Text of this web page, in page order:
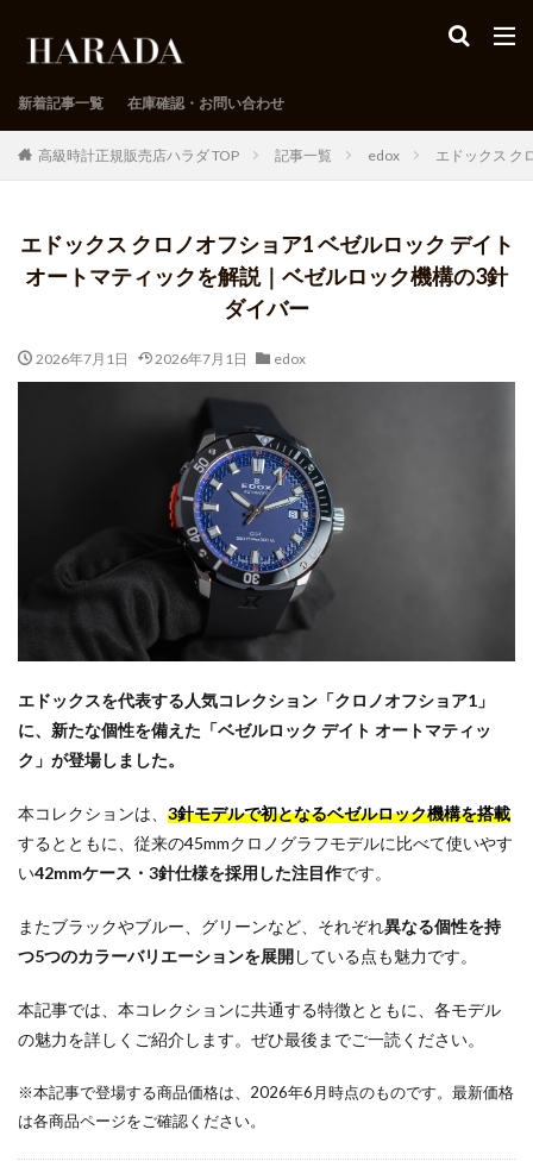
新着記事一覧 在庫確認・お問い合わせ
高級時計正規販売店ハラダ TOP 記事一覧 edox エドックス ク
エドックス クロノオフショア1 ベゼルロック デイト
オートマティックを解説｜ベゼルロック機構の3針
ダイバー
2026年7月1日 2026年7月1日 edox
エドックスを代表する人気コレクション「クロノオフショア1」
に、新たな個性を備えた「ベゼルロック デイト オートマティッ
ク」が登場しました。
本コレクションは、 3針モデルで初となるベゼルロック機構を搭載
するとともに、従来の45mmクロノグラフモデルに比べて使いやす
い42mmケース・3針仕様を採用した注目作です。
またブラックやブルー、グリーンなど、それぞれ異なる個性を持
つ5つのカラーバリエーションを展開している点も魅力です。
本記事では、本コレクションに共通する特徴とともに、各モデル
の魅力を詳しくご紹介します。ぜひ最後までご一読ください。
※本記事で登場する商品価格は、2026年6月時点のものです。最新価格
は各商品ページをご確認ください。